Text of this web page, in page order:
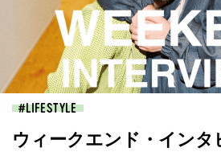
LIFESTYLE
ウィークエンド・インタ